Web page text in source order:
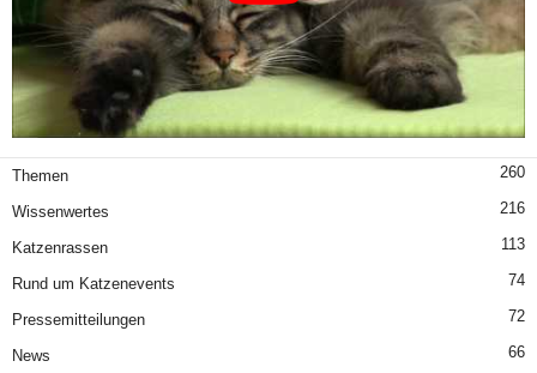
Themen 260
Wissenwertes 216
Katzenrassen 113
Rund um Katzenevents 74
Pressemitteilungen 72
News 66